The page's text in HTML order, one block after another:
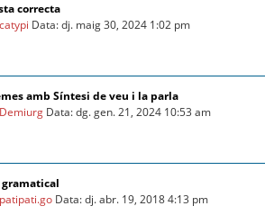
correcta
catypi Data: dj. maig 30, 2024 1:02 pm
amb Síntesi de veu i la parla
Demiurg Data: dg. gen. 21, 2024 10:53 am
patipati.go Data: dj. abr. 19, 2018 4:13 pm